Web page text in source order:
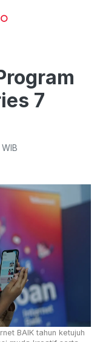
7
WIB
BAIK tahun ketujuh